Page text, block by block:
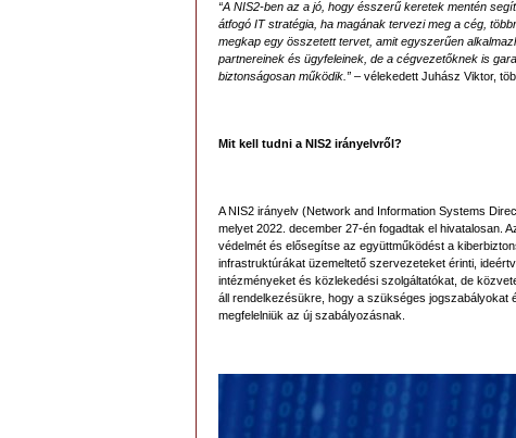
“A NIS2-ben az a jó, hogy ésszerű keretek mentén
átfogó IT stratégia, ha magának tervezi meg a cég,
megkap egy összetett tervet, amit egyszerűen
partnereinek és ügyfeleinek, de a cégvezetőknek is
biztonságosan működik.” – vélekedett Juhász Viktor,
Mit kell tudni a NIS2 irányelvről?
A NIS2 irányelv (Network and Information Systems
melyet 2022. december 27-én fogadtak el hivatalosan.
védelmét és elősegítse az együttműködést a
infrastruktúrákat üzemeltető szervezeteket érinti,
intézményeket és közlekedési szolgáltatókat, de
áll rendelkezésükre, hogy a szükséges jogszabályokat
megfelelniük az új szabályozásnak.